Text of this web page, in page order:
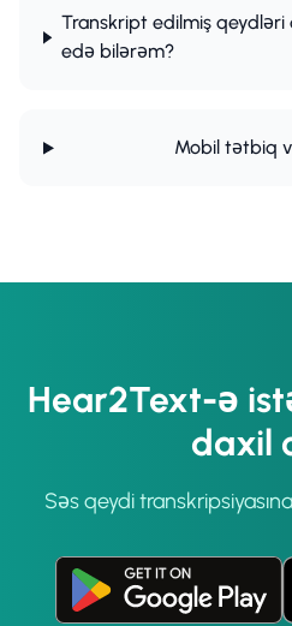
Transkript edilmiş qeydləri
edə bilərəm?
Mobil tətbiq
Hear2Text-ə
daxil
Səs qeydi